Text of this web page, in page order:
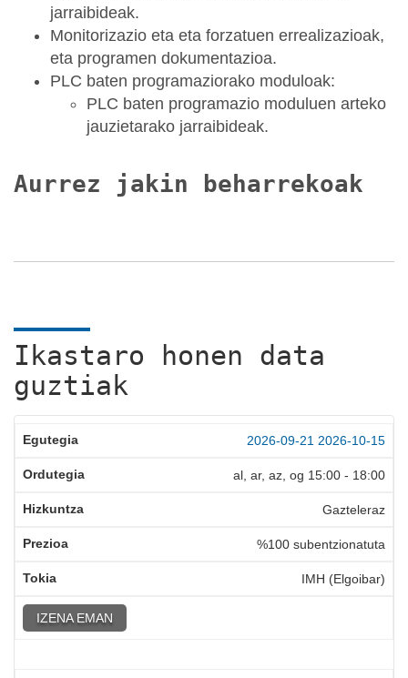
jarraibideak.
Monitorizazio eta eta forzatuen errealizazioak,
eta programen dokumentazioa.
PLC baten programaziorako moduloak:
PLC baten programazio moduluen arteko
jauzietarako jarraibideak.
Aurrez jakin beharrekoak
Ikastaro honen data
guztiak
2026-09-21 2026-10-15
al, ar, az, og 15:00 - 18:00
Gazteleraz
%100 subentzionatuta
IMH (Elgoibar)
IZENA EMAN